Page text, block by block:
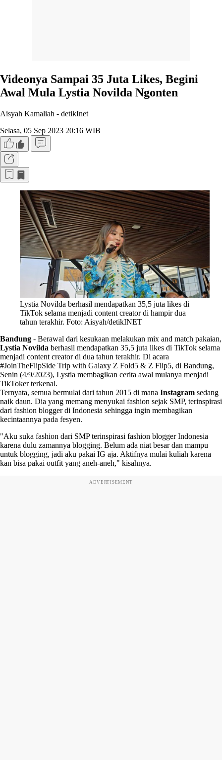
Videonya Sampai 35 Juta Likes, Begini
Awal Mula Lystia Novilda Ngonten
Aisyah Kamaliah - detikInet
Selasa, 05 Sep 2023 20:16 WIB
Lystia Novilda berhasil mendapatkan 35,5 juta likes di
TikTok selama menjadi content creator di hampir dua
tahun terakhir. Foto: Aisyah/detikINET
Bandung - Berawal dari kesukaan melakukan mix and match pakaian,
Lystia Novilda berhasil mendapatkan 35,5 juta likes di TikTok selama
menjadi content creator di dua tahun terakhir. Di acara
#JoinTheFlipSide Trip with Galaxy Z Fold5 & Z Flip5, di Bandung,
Senin (4/9/2023), Lystia membagikan cerita awal mulanya menjadi
TikToker terkenal.
Ternyata, semua bermulai dari tahun 2015 di mana Instagram sedang
naik daun. Dia yang memang menyukai fashion sejak SMP, terinspirasi
dari fashion blogger di Indonesia sehingga ingin membagikan
kecintaannya pada fesyen.
"Aku suka fashion dari SMP terinspirasi fashion blogger Indonesia
karena dulu zamannya blogging. Belum ada niat besar dan mampu
untuk blogging, jadi aku pakai IG aja. Aktifnya mulai kuliah karena
kan bisa pakai outfit yang aneh-aneh," kisahnya.
ADVERTISEMENT